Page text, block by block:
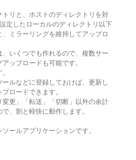
リと、ホストのディレクトリを対
定したローカルのディレクトリ以下
ミラーリングを維持してアップロ
、いくつでも作れるので、複数サー
ップロードも可能です。
ールなどに登録しておけば、更新し
ロードできます。
変更」「転送」「切断」以外の余計
、割と軽快に動作します。
ールアプリケーションです。